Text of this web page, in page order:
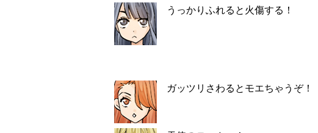
うっかりふれると火傷する！
ガッツリさわるとモエちゃうぞ！